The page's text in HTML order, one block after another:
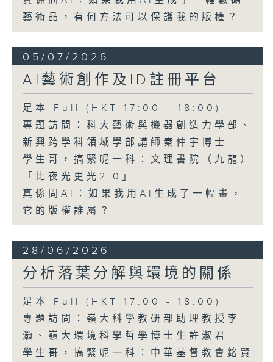
藝術品，有何方法可以保護我的版權？
05/07/2026
AI藝術創作及ID註冊平台
足本 Full (HKT 17:00 - 18:00)
專題訪問：科大藝術與機器創造力學部、
新興跨學科領域學部講師秦仲宇博士
學生哥，搞緊呢一科：文理書院（九龍）
「比夜光更光2.0」
真係問AI：如果我用AI生成了一幅畫，
它的版權誰屬？
28/06/2026
分析落葉分解與環境的關係
足本 Full (HKT 17:00 - 18:00)
專題訪問：嶺大科學教研部助理教授李
灝、嶺大環境科學哲學博士生許淑君
學生哥，搞緊呢一科：中華基督教會銘賢